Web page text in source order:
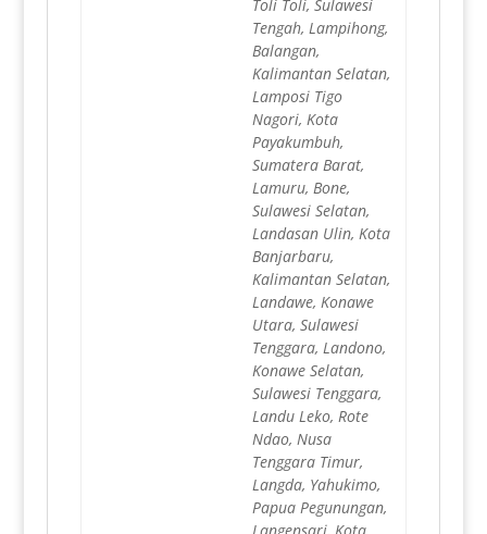
Toli Toli, Sulawesi
Tengah, Lampihong,
Balangan,
Kalimantan Selatan,
Lamposi Tigo
Nagori, Kota
Payakumbuh,
Sumatera Barat,
Lamuru, Bone,
Sulawesi Selatan,
Landasan Ulin, Kota
Banjarbaru,
Kalimantan Selatan,
Landawe, Konawe
Utara, Sulawesi
Tenggara, Landono,
Konawe Selatan,
Sulawesi Tenggara,
Landu Leko, Rote
Ndao, Nusa
Tenggara Timur,
Langda, Yahukimo,
Papua Pegunungan,